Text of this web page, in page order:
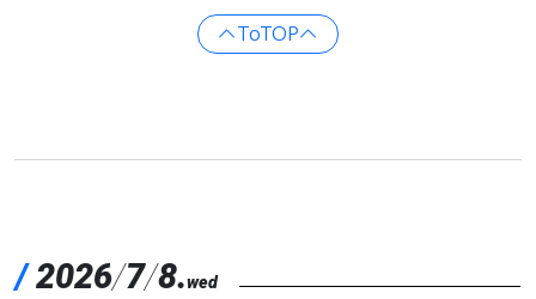
ToTOP
/2026/7/8.wed